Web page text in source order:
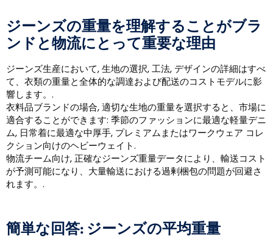
ジーンズの重量を理解することがブラ
ンドと物流にとって重要な理由
ジーンズ生産において, 生地の選択, 工法, デザインの詳細はすべ
て、衣類の重量と全体的な調達および配送のコストモデルに影
響します。.
衣料品ブランドの場合, 適切な生地の重量を選択すると、市場に
適合することができます: 季節のファッションに最適な軽量デニ
ム, 日常着に最適な中厚手, プレミアムまたはワークウェア コレ
クション向けのヘビーウェイト.
物流チーム向け, 正確なジーンズ重量データにより、輸送コスト
が予測可能になり、大量輸送における過剰梱包の問題が回避さ
れます。.
簡単な回答: ジーンズの平均重量